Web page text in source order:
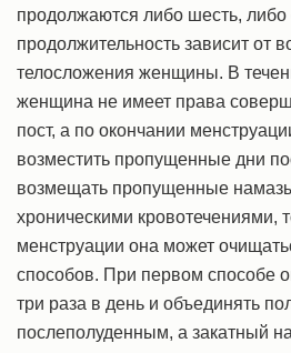
продолжаются либо шесть,
продолжительность зависит от
телосложения женщины. В
женщина не имеет права
пост, а по окончании
возместить пропущенные дни
возмещать пропущенные
хроническими кровотечениями,
менструации она может
способов. При первом способе
три раза в день и объединять
послеполуденным, а закатный